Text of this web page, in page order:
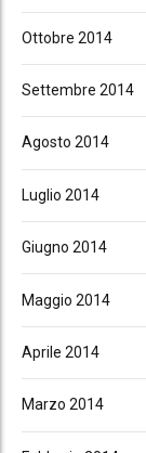
Ottobre 2014
Settembre 2014
Agosto 2014
Luglio 2014
Giugno 2014
Maggio 2014
Aprile 2014
Marzo 2014